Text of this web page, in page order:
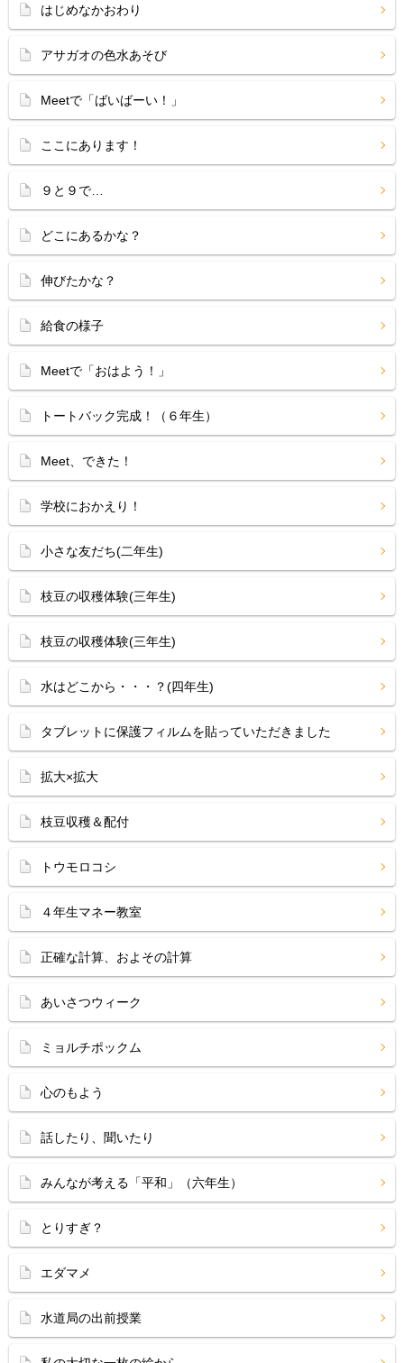
はじめなかおわり
アサガオの色水あそび
Meetで「ばいばーい！」
ここにあります！
９と９で…
どこにあるかな？
伸びたかな？
給食の様子
Meetで「おはよう！」
トートバック完成！（６年生）
Meet、できた！
学校におかえり！
小さな友だち(二年生)
枝豆の収穫体験(三年生)
枝豆の収穫体験(三年生)
水はどこから・・・？(四年生)
タブレットに保護フィルムを貼っていただきました
拡大×拡大
枝豆収穫＆配付
トウモロコシ
４年生マネー教室
正確な計算、およその計算
あいさつウィーク
ミョルチポックム
心のもよう
話したり、聞いたり
みんなが考える「平和」（六年生）
とりすぎ？
エダマメ
水道局の出前授業